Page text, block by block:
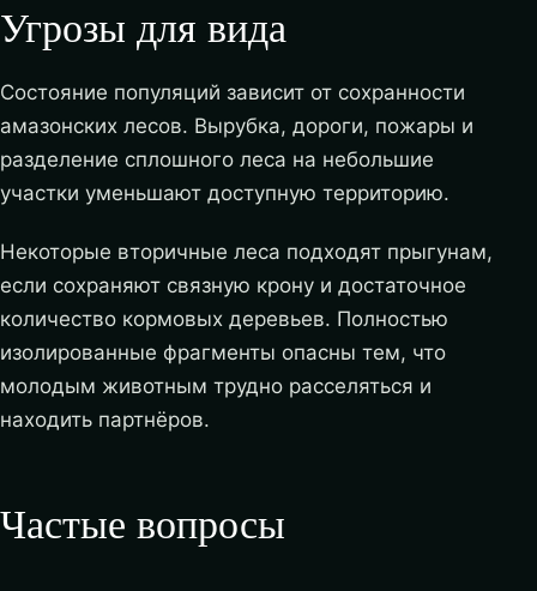
Угрозы для вида
Состояние популяций зависит от сохранности
амазонских лесов. Вырубка, дороги, пожары и
разделение сплошного леса на небольшие
участки уменьшают доступную территорию.
Некоторые вторичные леса подходят прыгунам,
если сохраняют связную крону и достаточное
количество кормовых деревьев. Полностью
изолированные фрагменты опасны тем, что
молодым животным трудно расселяться и
находить партнёров.
Частые вопросы